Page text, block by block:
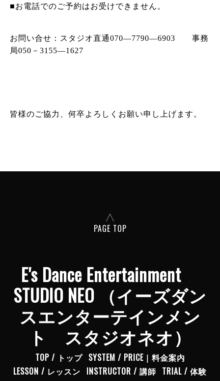
■お電話でのご予約はお受けできません。
お問い合せ：スタジオ直通070―7790―6903 事務
局050 － 3155―1627
皆様のご協力、何卒よろしくお願い申し上げます。
PAGE TOP
E's Dance Entertainment
STUDIO NEO （イーズダン
スエンターテインメン
ト スタジオネオ）
TOP / トップ SYSTEM / PRICE｜料金案内
LESSON / レッスン INSTRUCTOR / 講師 TRIAL / 体験